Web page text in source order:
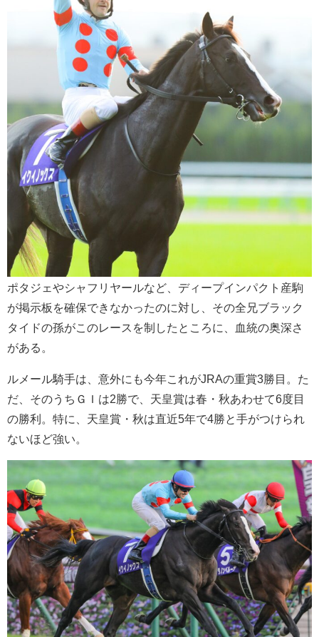
ポタジェやシャフリヤールなど、ディープインパクト産駒
が掲示板を確保できなかったのに対し、その全兄ブラック
タイドの孫がこのレースを制したところに、血統の奥深さ
がある。
ルメール騎手は、意外にも今年これがJRAの重賞3勝目。た
だ、そのうちＧＩは2勝で、天皇賞は春・秋あわせて6度目
の勝利。特に、天皇賞・秋は直近5年で4勝と手がつけられ
ないほど強い。